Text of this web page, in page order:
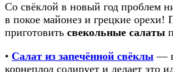
Со свёклой в новый год проблем
в покое майонез и грецкие орехи!
приготовить свекольные салаты
• Салат из запечённой свёклы — в
корнеплод солирует и делает это